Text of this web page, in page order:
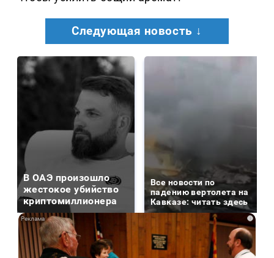
Следующая новость ↓
В ОАЭ произошло
жестокое убийство
криптомиллионера
Все новости по
падению вертолета на
Кавказе: читать здесь
i